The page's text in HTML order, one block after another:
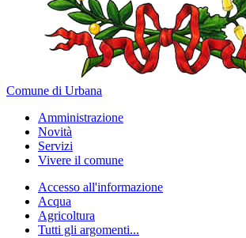
Comune di Urbana
Amministrazione
Novità
Servizi
Vivere il comune
Accesso all'informazione
Acqua
Agricoltura
Tutti gli argomenti...